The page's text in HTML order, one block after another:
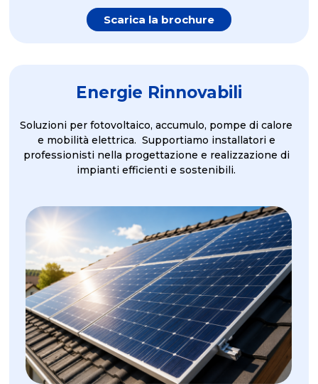
Scarica la brochure
Energie Rinnovabili
Soluzioni per fotovoltaico, accumulo, pompe di calore
e mobilità elettrica. Supportiamo installatori e
professionisti nella progettazione e realizzazione di
impianti efficienti e sostenibili.